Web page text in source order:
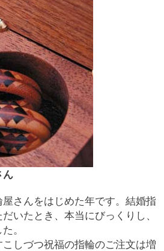
ん
さんをはじめた年です。結婚指
いたとき、本当にびっくりし、
。
しづつ祝福の指輪のご注文は増